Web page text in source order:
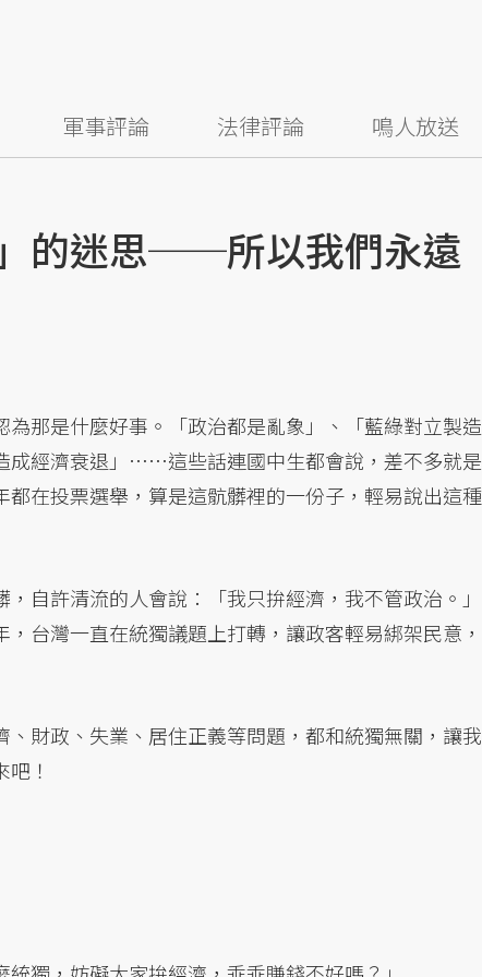
軍事評論 法律評論 鳴人放送
」的迷思──所以我們永遠
那是什麼好事。「政治都是亂象」、「藍綠對立製造
成經濟衰退」……這些話連國中生都會說，差不多就是
在投票選舉，算是這骯髒裡的一份子，輕易說出這種
自許清流的人會說：「我只拚經濟，我不管政治。」
台灣一直在統獨議題上打轉，讓政客輕易綁架民意，
財政、失業、居住正義等問題，都和統獨無關，讓我
！